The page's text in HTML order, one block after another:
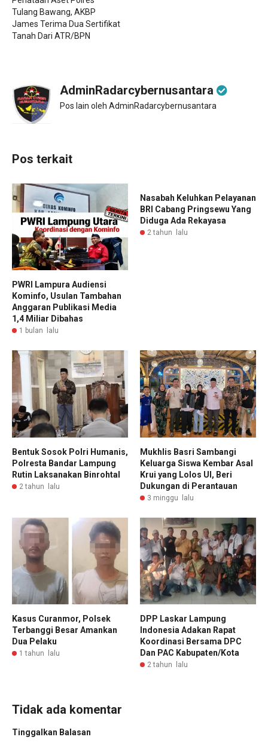
Tulang Bawang, AKBP
James Terima Dua Sertifikat
Tanah Dari ATR/BPN
AdminRadarcybernusantara
Pos lain oleh AdminRadarcybernusantara
Pos terkait
PWRI Lampura Audiensi
Kominfo, Usulan Tambahan
Anggaran Publikasi Media
1,4 Miliar Dibahas
1 bulan lalu
Nasabah Keluhkan Pelayanan
BRI Cabang Pringsewu Yang
Diduga Ada Rekayasa
2 tahun lalu
Bentuk Sosok Polri Humanis,
Polresta Bandar Lampung
Rutin Laksanakan Binrohtal
2 tahun lalu
Mukhlis Basri Sambangi
Keluarga Siswa Kembar Asal
Krui yang Lolos UI, Beri
Dukungan di Perantauan
3 minggu lalu
Kasus Curanmor, Polsek
Terbanggi Besar Amankan
Dua Pelaku
1 tahun lalu
DPP Laskar Lampung
Indonesia Adakan Rapat
Koordinasi Bersama DPC
Dan PAC Kabupaten/Kota
2 tahun lalu
Tidak ada komentar
Tinggalkan Balasan